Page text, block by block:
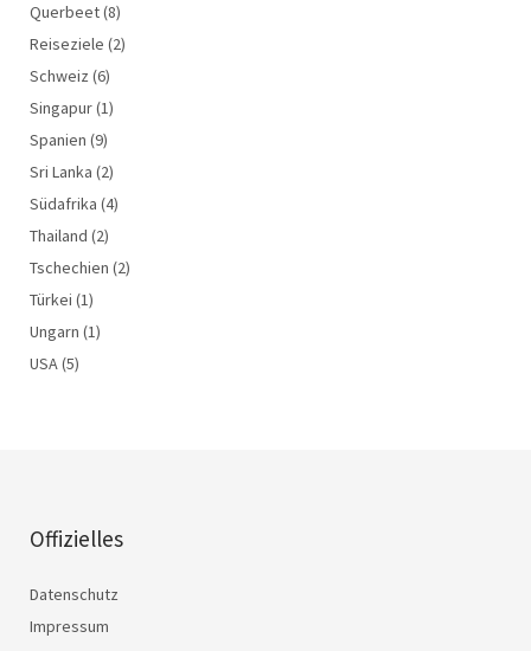
Querbeet(8)
Reiseziele (2)
Schweiz (6)
Singapur(1)
Spanien (9)
Sri Lanka (2)
Südafrika (4)
Thailand (2)
Tschechien (2)
Türkei (1)
Ungarn (1)
USA(5)
Offizielles
Datenschutz
Impressum